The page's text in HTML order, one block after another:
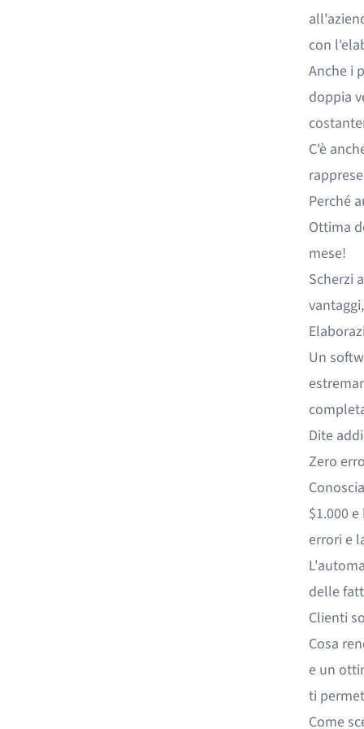
con l'
Anche i
doppia
C'è
Perché
Ottima
mese!
Scherzi
Un
Dite
Zero
$1.000
errori e
delle
Clienti
Cosa
e un
ti
Come